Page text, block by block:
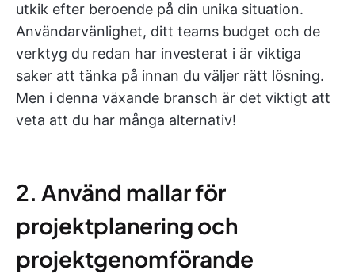
utkik efter beroende på din unika situation.
Användarvänlighet, ditt teams budget och de
verktyg du redan har investerat i är viktiga
saker att tänka på innan du väljer rätt lösning.
Men i denna växande bransch är det viktigt att
veta att du har många alternativ!
2. Använd mallar för
projektplanering och
projektgenomförande